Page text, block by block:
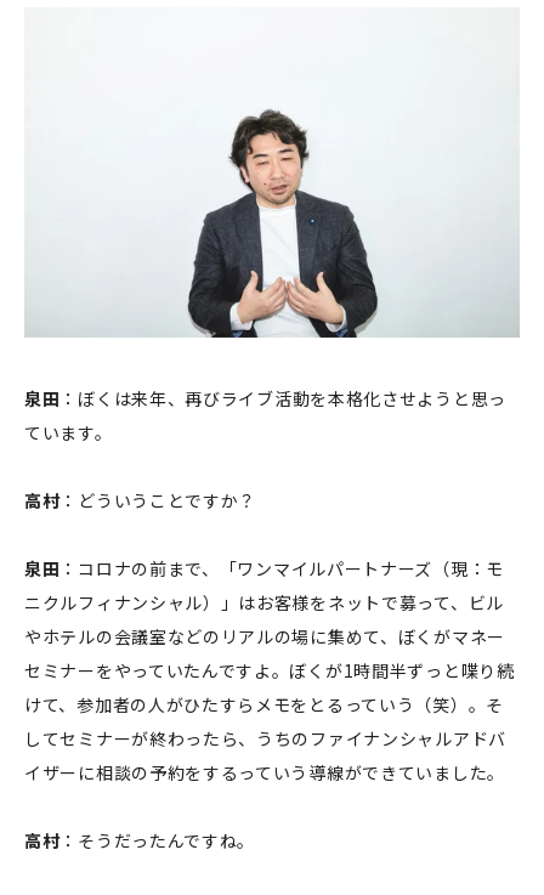
泉田 ：ぼくは来年、再びライブ活動を本格化させようと思っ
ています。
高村：どういうことですか？
泉田 ：コロナの前まで、「ワンマイルパートナーズ（現：モ
ニクルフィナンシャル）」はお客様をネットで募って、ビル
やホテルの会議室などのリアルの場に集めて、ぼくがマネー
セミナーをやっていたんですよ。ぼくが1時間半ずっと喋り続
けて、参加者の人がひたすらメモをとるっていう（笑）。そ
してセミナーが終わったら、うちのファイナンシャルアドバ
イザーに相談の予約をするっていう導線ができていました。
高村：そうだったんですね。